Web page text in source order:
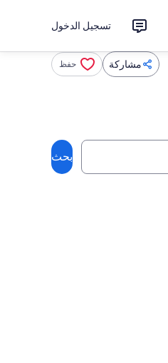
تسجيل الدخول
مشاركة حفظ
بحث